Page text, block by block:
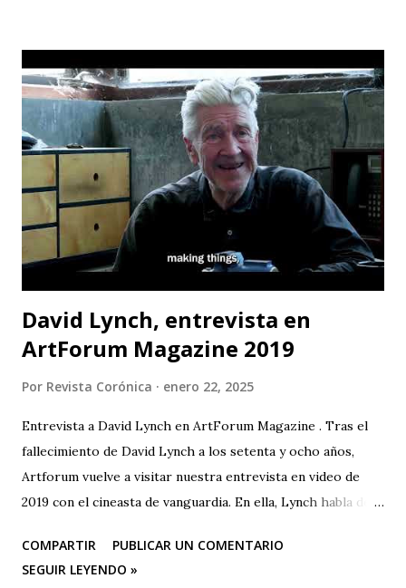
“Mayukuna”; a través del cuerpo, la música, el canto, el
baile... podemos dar voz a las comunidades afectadas y
luchar por la protección de nuestros ríos. Las funciones
serán en CASA TEA del 22 al 31 de mayo (de jueves a sábado).
La contaminación del agua es uno de los principales
problemas que enfrentan las comunidades que viven cerca
de los ríos; pero no solo eso, la cantidad de químicos que
son usados en la minería están afectando la salud de todas ...
David Lynch, entrevista en
ArtForum Magazine 2019
Por Revista Corónica enero 22, 2025
Entrevista a David Lynch en ArtForum Magazine . Tras el
fallecimiento de David Lynch a los setenta y ocho años,
Artforum vuelve a visitar nuestra entrevista en video de
2019 con el cineasta de vanguardia. En ella, Lynch habla de
creación artística, desde sus años de estudiante en la
Academia de Bellas Artes de Pensilvania hasta su mudanza a
COMPARTIR
PUBLICAR UN COMENTARIO
SEGUIR LEYENDO »